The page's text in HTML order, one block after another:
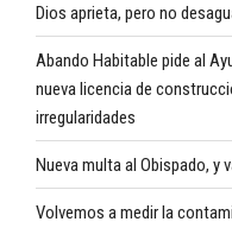
Dios aprieta, pero no
Abando Habitable pide al
nueva licencia de
irregularidades
Nueva multa al Obispado, y
Volvemos a medir la